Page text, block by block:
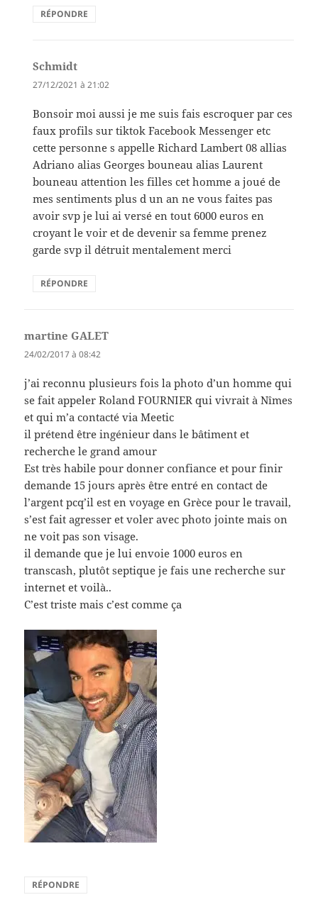
RÉPONDRE
Schmidt
27/12/2021 à 21:02
Bonsoir moi aussi je me suis fais escroquer par ces
faux profils sur tiktok Facebook Messenger etc
cette personne s appelle Richard Lambert 08 allias
Adriano alias Georges bouneau alias Laurent
bouneau attention les filles cet homme a joué de
mes sentiments plus d un an ne vous faites pas
avoir svp je lui ai versé en tout 6000 euros en
croyant le voir et de devenir sa femme prenez
garde svp il détruit mentalement merci
RÉPONDRE
martine GALET
24/02/2017 à 08:42
j’ai reconnu plusieurs fois la photo d’un homme qui
se fait appeler Roland FOURNIER qui vivrait à Nîmes
et qui m’a contacté via Meetic
il prétend être ingénieur dans le bâtiment et
recherche le grand amour
Est très habile pour donner confiance et pour finir
demande 15 jours après être entré en contact de
l’argent pcq’il est en voyage en Grèce pour le travail,
s’est fait agresser et voler avec photo jointe mais on
ne voit pas son visage.
il demande que je lui envoie 1000 euros en
transcash, plutôt septique je fais une recherche sur
internet et voilà..
C’est triste mais c’est comme ça
RÉPONDRE